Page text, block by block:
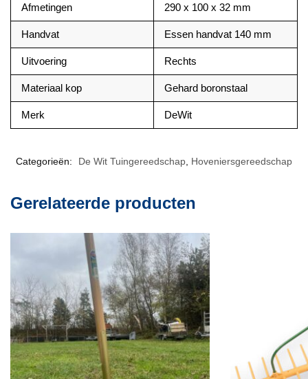
Afmetingen 290 x 100 x 32 mm
Handvat Essen handvat 140 mm
Uitvoering Rechts
Materiaal kop Gehard boronstaal
Merk DeWit
Categorieën: De Wit Tuingereedschap, Hoveniersgereedschap
Gerelateerde producten